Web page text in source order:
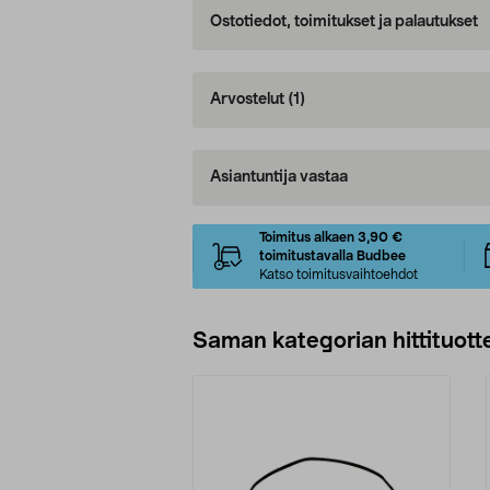
Ostotiedot, toimitukset ja palautukset
Arvostelut (1)
Asiantuntija vastaa
Toimitus alkaen 3,90 €
toimitustavalla Budbee
Katso toimitusvaihtoehdot
Saman kategorian